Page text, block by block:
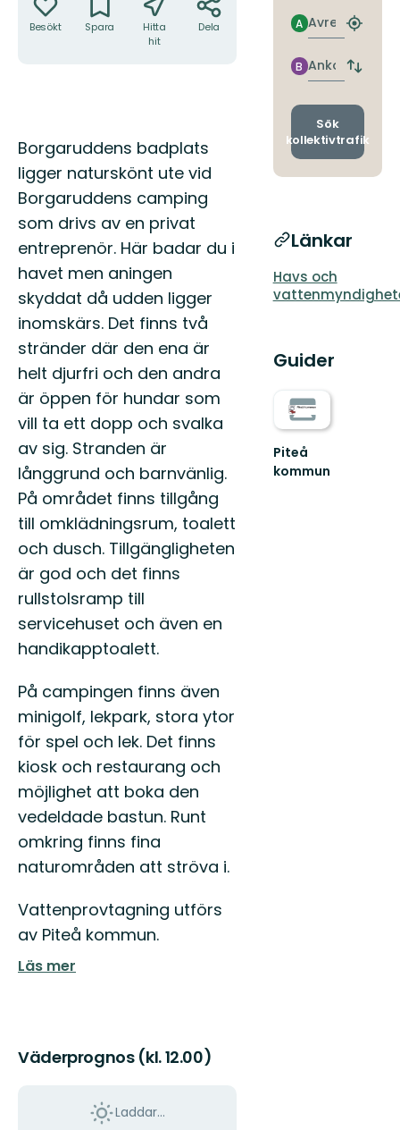
Besökt Spara
Hitta
hit
Dela
Beskrivning
Borgaruddens badplats
ligger naturskönt ute vid
Borgaruddens camping
som drivs av en privat
entreprenör. Här badar du i
havet men aningen
skyddat då udden ligger
inomskärs. Det finns två
stränder där den ena är
helt djurfri och den andra
är öppen för hundar som
vill ta ett dopp och svalka
av sig. Stranden är
långgrund och barnvänlig.
På området finns tillgång
till omklädningsrum, toalett
och dusch. Tillgängligheten
är god och det finns
rullstolsramp till
servicehuset och även en
handikapptoalett.
På campingen finns även
minigolf, lekpark, stora ytor
för spel och lek. Det finns
kiosk och restaurang och
möjlighet att boka den
vedeldade bastun. Runt
omkring finns fina
naturområden att ströva i.
Vattenprovtagning utförs
av Piteå kommun.
Läs mer
Väderprognos (kl. 12.00)
Laddar...
Avresa
A
Hitta
Ankomst
B
Byt
och
Sök
kollektivtrafik
Länkar
Havs och
Guider
Piteå
kommun